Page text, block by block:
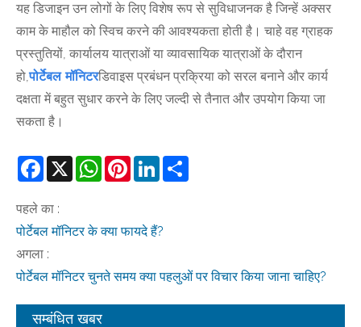
यह डिजाइन उन लोगों के लिए विशेष रूप से सुविधाजनक है जिन्हें अक्सर
काम के माहौल को स्विच करने की आवश्यकता होती है। चाहे वह ग्राहक
प्रस्तुतियों, कार्यालय यात्राओं या व्यावसायिक यात्राओं के दौरान
हो,पोर्टेबल मॉनिटरडिवाइस प्रबंधन प्रक्रिया को सरल बनाने और कार्य
दक्षता में बहुत सुधार करने के लिए जल्दी से तैनात और उपयोग किया जा
सकता है।
Facebook
X WhatsAppPinterestLinkedIn
पहले का :
पोर्टेबल मॉनिटर के क्या फायदे हैं?
अगला :
पोर्टेबल मॉनिटर चुनते समय क्या पहलुओं पर विचार किया जाना चाहिए?
सम्बंधित खबर